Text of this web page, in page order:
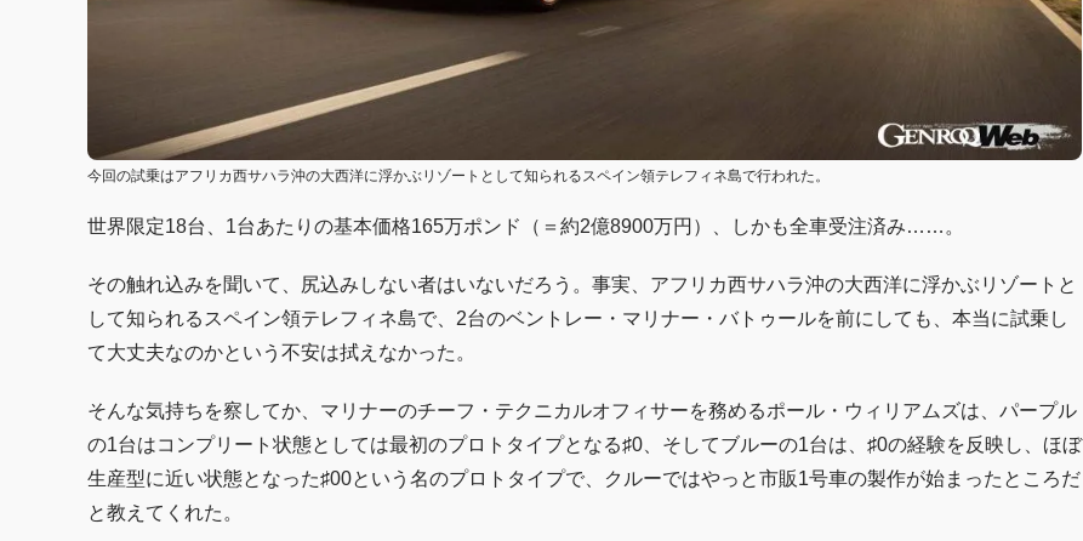
今回の試乗はアフリカ西サハラ沖の大西洋に浮かぶリゾートとして知られるスペイン領テレフィネ島で行われた。
世界限定18台、1台あたりの基本価格165万ポンド（＝約2億8900万円）、しかも全車受注済み……。
その触れ込みを聞いて、尻込みしない者はいないだろう。事実、アフリカ西サハラ沖の大西洋に浮かぶリゾートと
して知られるスペイン領テレフィネ島で、2台のベントレー・マリナー・バトゥールを前にしても、本当に試乗し
て大丈夫なのかという不安は拭えなかった。
そんな気持ちを察してか、マリナーのチーフ・テクニカルオフィサーを務めるポール・ウィリアムズは、パープル
の1台はコンプリート状態としては最初のプロトタイプとなる♯0、そしてブルーの1台は、♯0の経験を反映し、ほぼ
生産型に近い状態となった♯00という名のプロトタイプで、クルーではやっと市販1号車の製作が始まったところだ
と教えてくれた。